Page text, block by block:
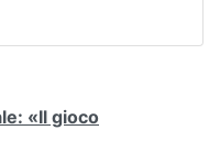
«Il gioco